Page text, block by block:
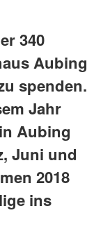
340
Aubing
spenden.
Jahr
Aubing
Juni und
2018
ins